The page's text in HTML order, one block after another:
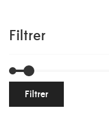
Filtrer
Filtrer